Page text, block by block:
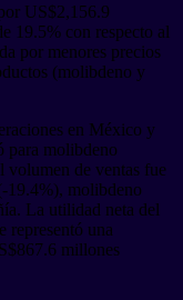
US$2,156.9
19.5% con respecto al
por menores precios
(molibdeno y
en México y
para molibdeno
de ventas fue
19.4%), molibdeno
La utilidad neta del
representó una
millones